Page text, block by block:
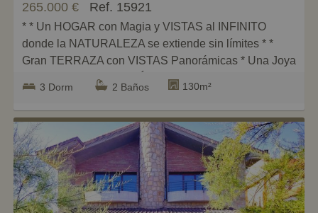
265.000 €
Ref. 15921
* * Un HOGAR con Magia y VISTAS al INFINITO
donde la NATURALEZA se extiende sin límites * *
Gran TERRAZA con VISTAS Panorámicas * Una Joya
evocadora rodeada de ÁRBOLES y JARDINES
Privados al lado de la Capital LOGROÑO * TERRAZA
PORCHE * CASA ANEXA * PLAZA DE GARAJE
opcional *
En el corazón Verde de Navarra donde la Naturaleza
abraza el alma y la fantasía cobra Vida.
3 Dorm 2 Baños 130m²